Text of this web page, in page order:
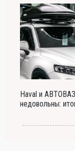
Haval и
недовольны: